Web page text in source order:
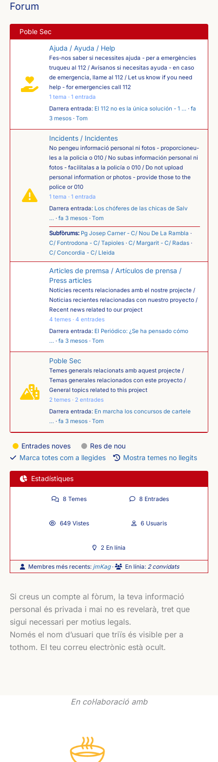
Sou
Forum
Poble Sec
Ajuda / Ayuda / Help
Fes-nos saber si necessites ajuda - per a emergències
truqueu al 112 / Avísanos si necesitas ayuda - en caso
de emergencia, llame al 112 / Let us know if you need
help - for emergencies call 112
1 tema · 1 entrada
Darrera entrada: El 112 no es la única solución - 1 … · fa
3 mesos · Tom
Incidents / Incidentes
No pengeu informació personal ni fotos - proporcioneu-
les a la policia o 010 / No subas información personal ni
fotos - facilítalas a la policía o 010 / Do not upload
personal information or photos - provide those to the
police or 010
1 tema · 1 entrada
Darrera entrada: Los chóferes de las chicas de Salv
… · fa 3 mesos · Tom
Subfòrums: Pg Josep Carner - C/ Nou De La Rambla ·
C/ Fontrodona - C/ Tapioles · C/ Margarit - C/ Radas ·
C/ Concordia - C/ Lleida
Articles de premsa / Artículos de prensa /
Press articles
Notícies recents relacionades amb el nostre projecte /
Noticias recientes relacionadas con nuestro proyecto /
Recent news related to our project
4 temes · 4 entrades
Darrera entrada: El Periódico: ¿Se ha pensado cómo
… · fa 3 mesos · Tom
Poble Sec
Temes generals relacionats amb aquest projecte /
Temas generales relacionados con este proyecto /
General topics related to this project
2 temes · 2 entrades
Darrera entrada: En marcha los concursos de cartele
… · fa 3 mesos · Tom
Entrades noves
Res de nou
Marca totes com a llegides
Mostra temes no llegits
Estadístiques
8 Temes 8 Entrades
649 Vistes 6 Usuaris
2 En línia
Membres més recents: jmKag· En línia: 2 convidats
Si creus un compte al fòrum, la teva informació
personal és privada i mai no es revelarà, tret que
sigui necessari per motius legals.
Només el nom d’usuari que triïs és visible per a
tothom. El teu correu electrònic està ocult.
En col·laboració amb